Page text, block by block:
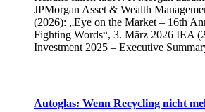
JPMorgan Asset & Wealth
(2026): „Eye on the Market – 16th
Fighting Words“, 3. März 2026 IEA
Investment 2025 – Executive
Autoglas: Wenn Recycling nicht